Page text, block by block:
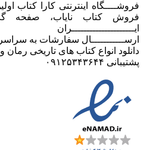
فروشــــگاه اینترنتی کارا کتاب
فروش کتاب نایاب، صفحه
ایـــــــــــــــــــــران
ارســـــــــــال سفارشات به
دانلود انواع کتاب های تاریخی رمان
پشتیبانی ۰۹۱۲۵۳۴۳۶۴۴